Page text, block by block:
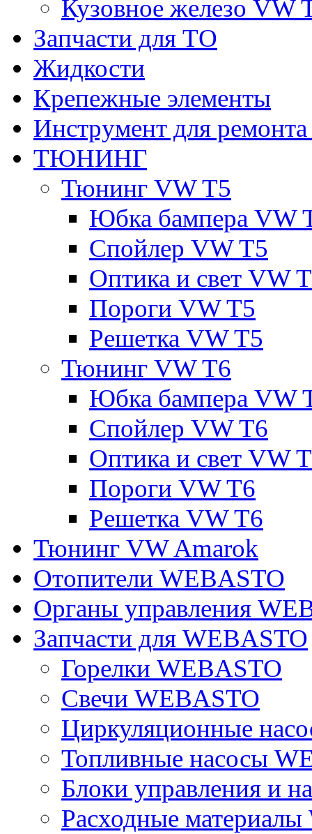
Кузовное железо VW
Запчасти для ТО
Жидкости
Крепежные элементы
Инструмент для
ТЮНИНГ
Тюнинг VW T5
Юбка бампера VW
Спойлер VW T5
Оптика и свет VW
Пороги VW T5
Решетка VW T5
Тюнинг VW T6
Юбка бампера VW
Спойлер VW T6
Оптика и свет VW
Пороги VW T6
Решетка VW T6
Тюнинг VW Amarok
Отопители WEBASTO
Органы управления
Запчасти для WEBASTO
Горелки WEBASTO
Свечи WEBASTO
Циркуляционные
Топливные насосы
Блоки управления и
Расходные